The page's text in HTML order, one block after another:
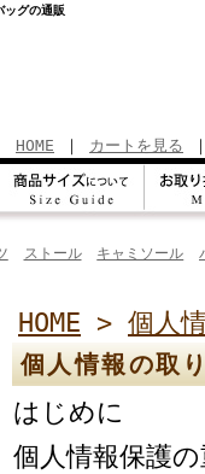
ッグの通販
HOME ｜ カートを見る
ストール キャミソール
HOME > 個人
個人情報の取
はじめに
個人情報保護